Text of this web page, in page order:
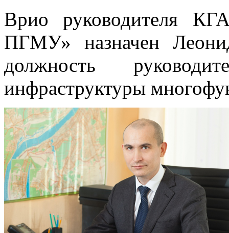
Врио руководителя
ПГМУ» назначен
должность
инфраструктуры